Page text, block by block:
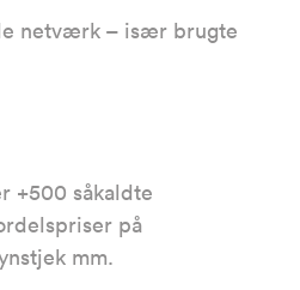
netværk – især brugte
+500 såkaldte
på
mm.